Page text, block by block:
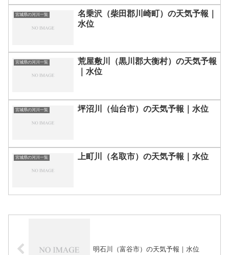
宮城県の河川一覧
名乗沢（柴田郡川崎町）の天気予報｜
水位
宮城県の河川一覧
荒屋敷川（黒川郡大衡村）の天気予報
｜水位
宮城県の河川一覧 坪沼川（仙台市）の天気予報｜水位
宮城県の河川一覧 上町川（名取市）の天気予報｜水位
明石川（富谷市）の天気予報｜水位